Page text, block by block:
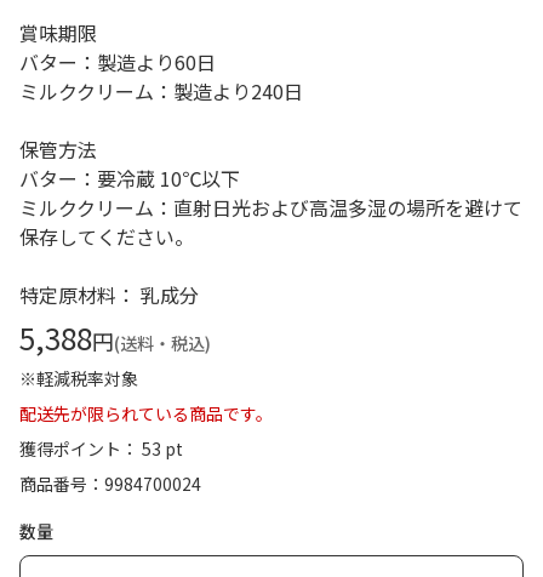
賞味期限
バター：製造より60日
ミルククリーム：製造より240日
保管方法
バター：要冷蔵 10℃以下
ミルククリーム：直射日光および高温多湿の場所を避けて
保存してください。
特定原材料： 乳成分
5,388円(送料・税込)
※軽減税率対象
配送先が限られている商品です。
獲得ポイント： 53 pt
商品番号
9984700024
数量